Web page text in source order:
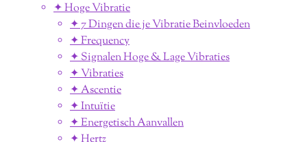
✦ Hoge Vibratie
✦ 7 Dingen die je Vibratie Beinvloeden
✦ Frequency
✦ Signalen Hoge & Lage Vibraties
✦ Vibraties
✦ Ascentie
✦ Intuïtie
✦ Energetisch Aanvallen